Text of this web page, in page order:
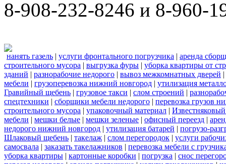
8-908-232-8246 и 8-960-
нанять газель | услуги фронтального погрузчика | аренда
строительного мусора | выгрузка фуры | уборка квартиры от
зданий | разнорабочие недорого | вывоз межкомнатных дверей |
мебели | грузоперевозка нижний новгород | утилизация
Гравийный щебень | грузовое такси | слом строений |
спецтехники | сборщики мебели недорого | перевозка грузов
строительного мусора | упаковочный материал |
мебели | мешки белые | мешки зеленые | офисный переезд |
недорого нижний новгород | утилизация батарей | погрузо-
Шлаковый щебень | такелаж | слом перегородок | услуги
самосвала | заказать такелажников | перевозка мебели с
уборка квартиры | картонные коробки | погрузка | снос